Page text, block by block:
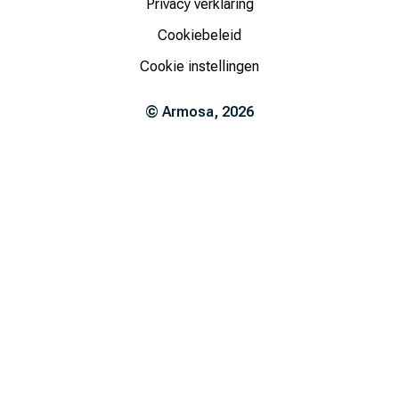
© Armosa, 2026
Privacy verklaring
Cookiebeleid
Cookie instellingen